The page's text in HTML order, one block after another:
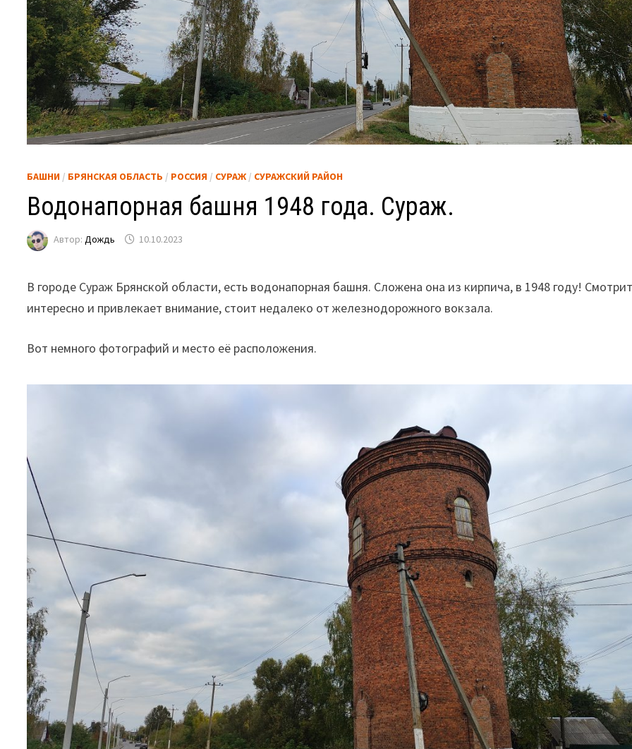
БАШНИ / БРЯНСКАЯ ОБЛАСТЬ / РОССИЯ / СУРАЖ / СУРАЖСКИЙ РАЙОН
Водонапорная башня 1948 года. Сураж.
Автор:Дождь 10.10.2023
В городе Сураж Брянской области, есть водонапорная башня. Сложена она из кирпича, в 1948 году!
интересно и привлекает внимание, стоит недалеко от железнодорожного вокзала.
Вот немного фотографий и место её расположения.